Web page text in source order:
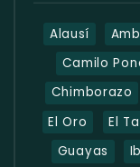
Alausí
Camilo
Chimborazo
El Oro
El
Guayas